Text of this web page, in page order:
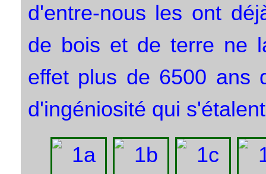
d'entre-nous les ont
de bois et de terre ne
effet plus de 6500 ans
d'ingéniosité qui